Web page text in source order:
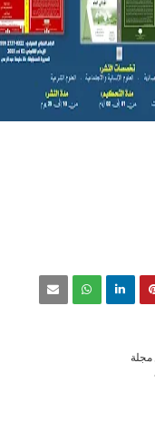
زينب المجيدي - العدد 82 من مجلة